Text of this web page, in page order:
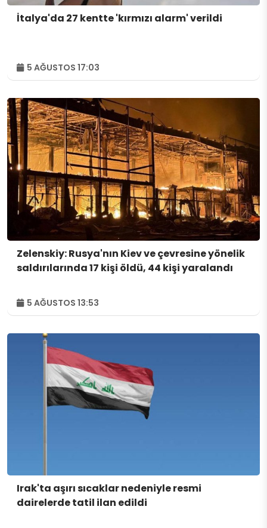
İtalya'da 27 kentte 'kırmızı alarm' verildi
5 AĞUSTOS 17:03
Zelenskiy: Rusya'nın Kiev ve çevresine yönelik
saldırılarında 17 kişi öldü, 44 kişi yaralandı
5 AĞUSTOS 13:53
Irak'ta aşırı sıcaklar nedeniyle resmi
dairelerde tatil ilan edildi